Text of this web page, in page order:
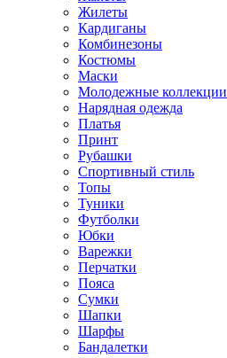
Жилеты
Кардиганы
Комбинезоны
Костюмы
Маски
Молодежные коллекции
Нарядная одежда
Платья
Принт
Рубашки
Спортивный стиль
Топы
Туники
Футболки
Юбки
Варежки
Перчатки
Пояса
Сумки
Шапки
Шарфы
Бандалетки